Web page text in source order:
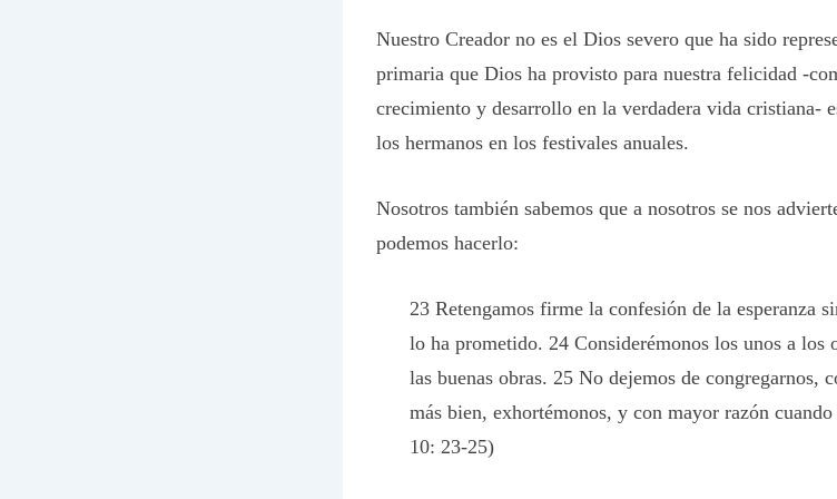
Nuestro Creador no es el Dios severo que ha sido
primaria que Dios ha provisto para nuestra felicidad -
crecimiento y desarrollo en la verdadera vida cristiana-
los hermanos en los festivales anuales.
Nosotros también sabemos que a nosotros se nos
podemos hacerlo:
23 Retengamos firme la confesión de la esperanza
lo ha prometido. 24 Considerémonos los unos a los
las buenas obras. 25 No dejemos de congregarnos,
más bien, exhortémonos, y con mayor razón
10: 23-25)